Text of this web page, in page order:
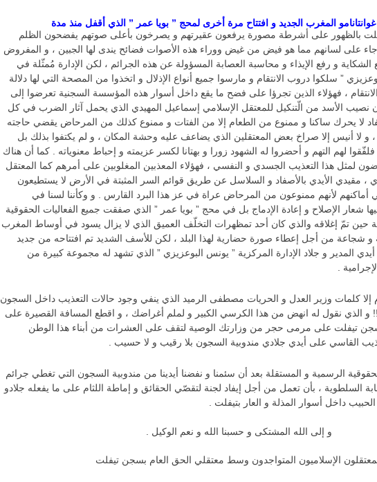
المغرب الجديد و افتتاح مرة أخرى لمحج ” بويا عمر ” الذي أقفل منذ مدة
بالظهور على أشرطة مصورة يرفعون عقيرتهم و يصرخون بأعلى صوتهم يفضحون الظلم
على لسانهم مما هو فيض من غيض ووراء هذه الأصوات فضائح يندى لها الجبين ، و المفروض
و رفع الإيذاء و محاسبة العصابة المسؤولة عن هذه الجرائم ، لكن الإدارة مُمثّلة في
” سلكوا دروب الانتقام و مارسوا جميع أنواع الإذلال و اتخذوا من المصحة التي لها دلالة
، فهؤلاء الذين تجرؤا على فضح ما يقع داخل أسوار هذه المؤسسة السجنية تعرضوا إلى
نصيب الأسد من الّتنكيل للمعتقل الإسلامي إسماعيل المهيدي الذي يحمل آثار الضرب في كل
لا يحرك ساكنا و ممنوع من الطعام إلا من الفتات و ممنوع كذلك من المرحاض يقضي حاجته
، و لا أنيس إلا صراخ بعض المعتقلين الذي يضاعف عليه وحشة المكان ، و لم يكتفوا بذلك بل
لهم التهم و أحضروا له الشهود زورا و بهتانا لكسر عزيمته و إحباط معنوياته . كما أن هناك
لمثل هذا التعذيب الجسدي و النفسي ، فهؤلاء المعذبين المغلوبين على أمرهم كما المعتقل
، مقيدي الأيدي بالأصفاد و السلاسل عن طريق قوائم السر المثبتة في الأرض لا يستطيعون
لأنهم ممنوعون من المرحاض عراة في عز هذا البرد القارس . و وكأننا لسنا في
شعار الإصلاح و إعادة الإدماج بل في محج ” بويا عمر ” الذي صفقت جميع الفعاليات الحقوقية
حين تمّ إغلاقه والذي كان أحد تمظهرات التخلّف العميق الذي لا يزال يسود في أوساط المغرب
و شجاعة من أجل إعطاء صورة حضارية لهذا البلد ، لكن للأسف الشديد تم افتتاحه من جديد
المدير و جلاد الإدارة المركزية ” يونس البوعزيزي ” الذي تشهد له مجموعة كبيرة من
.
إلا كلمات وزير العدل و الحريات مصطفى الرميد الذي ينفي وجود حالات التعذيب داخل السجون
!!! و الذي نقول له انهض من هذا الكرسي الكبير و لملم أغراضك ، و اقطع المسافة القصيرة على
تيفلت على مرمى حجر من وزارتك الوصية لتقف على العشرات من أبناء هذا الوطن
القاسي على أيدي جلادي مندوبية السجون بلا رقيب و لا حسيب .
الرسمية و المستقلة بعد أن سئمنا و نفضنا أيدينا من مندوبية السجون التي تغطي جرائم
السلطوية ، بأن تعمل من أجل إيفاد لجنة لتقصّي الحقائق و إماطة اللثام على ما يفعله جلادو
الحبيب داخل أسوار المذلة و العار بتيفلت .
و إلى الله المشتكى و حسبنا الله و نعم الوكيل .
الإسلاميون المتواجدون وسط معتقلي الحق العام بسجن تيفلت